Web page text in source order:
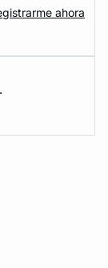
ahora